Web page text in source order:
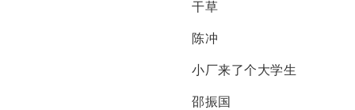
干草
陈冲
小厂来了个大学生
邵振国